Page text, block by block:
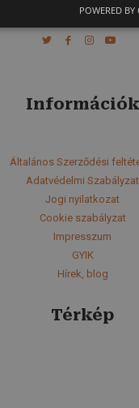
3200 Gyöngyös, Kőkút u.
Információk
Általános Szerződési
Adatvédelmi Szabályzat
Jogi nyilatkozat
Cookie szabályzat
Impresszum
GYIK
Hírek, blog
Térkép
POWERED BY